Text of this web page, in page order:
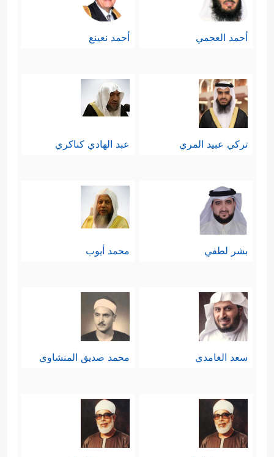
أحمد العجمي أحمد نعينع
تركي عبيد المري عبد الهادي كناكري
بشر لطفي محمد أيوب
سعد الغامدي محمد صديق المنشاوي